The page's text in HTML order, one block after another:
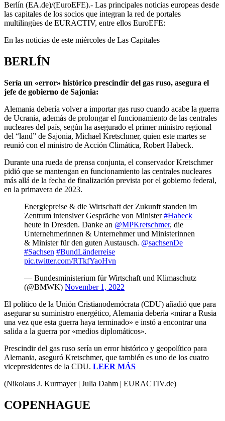
Berlín (EA.de)/(EuroEFE).- Las principales noticias europeas desde
las capitales de los socios que integran la red de portales
multilingües de EURACTIV, entre ellos EuroEFE:
En las noticias de este miércoles de Las Capitales
BERLÍN
Sería un «error» histórico prescindir del gas ruso, asegura el
jefe de gobierno de Sajonia:
Alemania debería volver a importar gas ruso cuando acabe la guerra
de Ucrania, además de prolongar el funcionamiento de las centrales
nucleares del país, según ha asegurado el primer ministro regional
del “land” de Sajonia, Michael Kretschmer, quien este martes se
reunió con el ministro de Acción Climática, Robert Habeck.
Durante una rueda de prensa conjunta, el conservador Kretschmer
pidió que se mantengan en funcionamiento las centrales nucleares
más allá de la fecha de finalización prevista por el gobierno federal,
en la primavera de 2023.
Energiepreise & die Wirtschaft der Zukunft standen im
Zentrum intensiver Gespräche von Minister#Habeck
heute in Dresden. Danke an @MPKretschmer, die
Unternehmerinnen & Unternehmer und Ministerinnen
& Minister für den guten Austausch. @sachsenDe
#Sachsen #BundLänderreise
pic.twitter.com/RTkfYaoHvn
— Bundesministerium für Wirtschaft und Klimaschutz
(@BMWK) November 1, 2022
El político de la Unión Cristianodemócrata (CDU) añadió que para
asegurar su suministro energético, Alemania debería «mirar a Rusia
una vez que esta guerra haya terminado» e instó a encontrar una
salida a la guerra por «medios diplomáticos».
Prescindir del gas ruso sería un error histórico y geopolítico para
Alemania, aseguró Kretschmer, que también es uno de los cuatro
vicepresidentes de la CDU. LEER MÁS
(Nikolaus J. Kurmayer | Julia Dahm | EURACTIV.de)
COPENHAGUE